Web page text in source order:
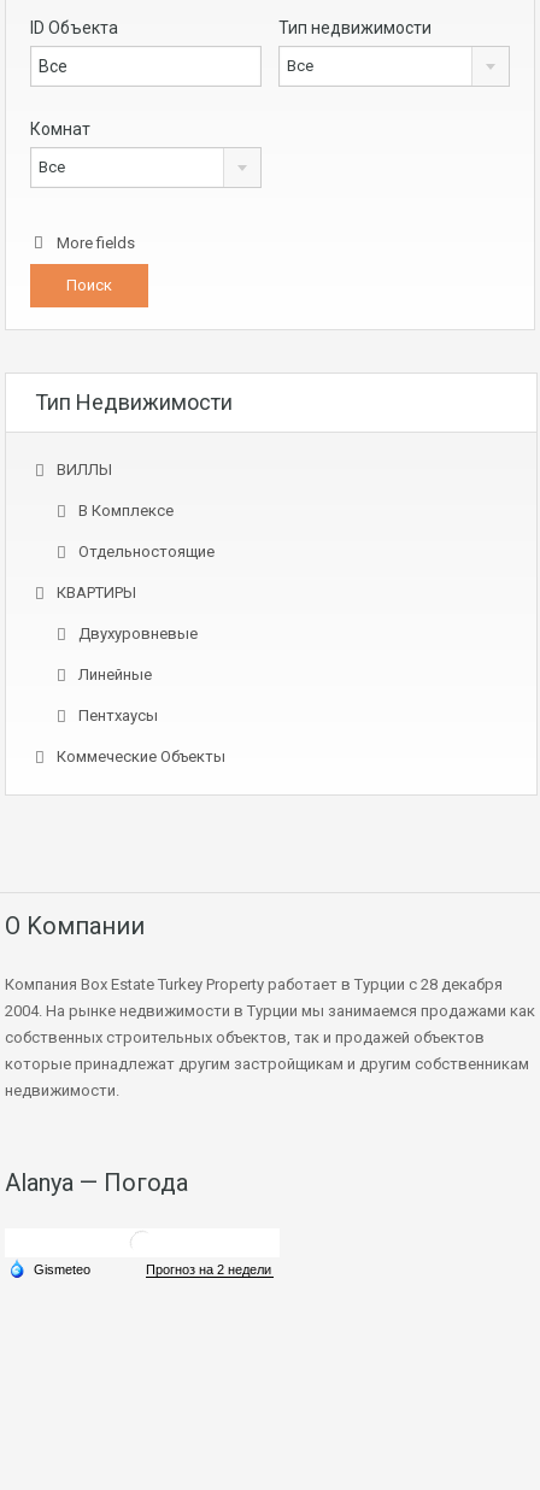
ID Объекта Тип недвижимости
Все
Комнат
Все
More fields
Тип Недвижимости
ВИЛЛЫ
В Комплексе
Отдельностоящие
КВАРТИРЫ
Двухуровневые
Линейные
Пентхаусы
Коммеческие Объекты
О Kомпании
Компания Box Estate Turkey Property работает в Турции с 28 декабря
2004. На рынке недвижимости в Турции мы занимаемся продажами как
собственных строительных объектов, так и продажей объектов
которые принадлежат другим застройщикам и другим собственникам
недвижимости.
Alanya — Погода